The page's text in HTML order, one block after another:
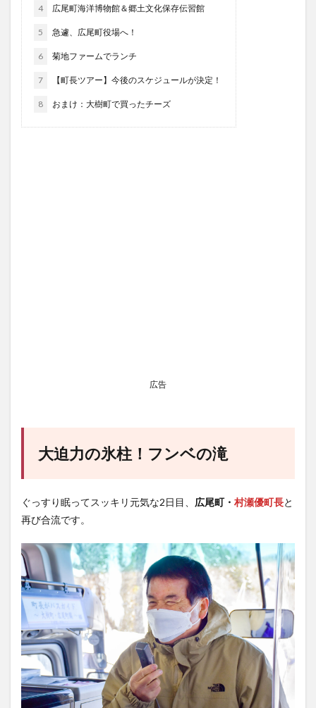
4 広尾町海洋博物館＆郷土文化保存伝習館
5 急遽、広尾町役場へ！
6 菊地ファームでランチ
7 【町長ツアー】今後のスケジュールが決定！
8 おまけ：大樹町で買ったチーズ
広告
大迫力の氷柱！フンベの滝
ぐっすり眠ってスッキリ元気な2日目、 広尾町・ 村瀬優町長と
再び合流です。